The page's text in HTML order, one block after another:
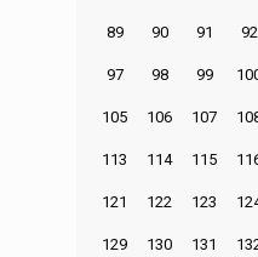
89 90 91 92
97 98 99
105 106 107
113 114 115
121 122 123
129 130 131